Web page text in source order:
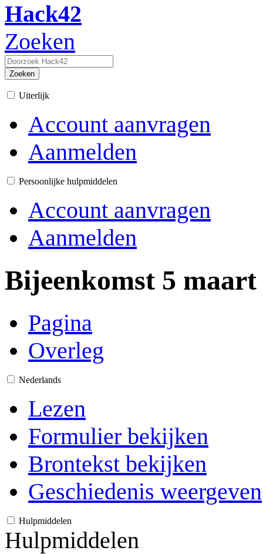
Hack42
Zoeken
Zoeken
Uiterlijk
Account aanvragen
Aanmelden
Persoonlijke hulpmiddelen
Account aanvragen
Aanmelden
Bijeenkomst 5 maart
Pagina
Overleg
Nederlands
Lezen
Formulier bekijken
Brontekst bekijken
Geschiedenis weergeven
Hulpmiddelen
Hulpmiddelen